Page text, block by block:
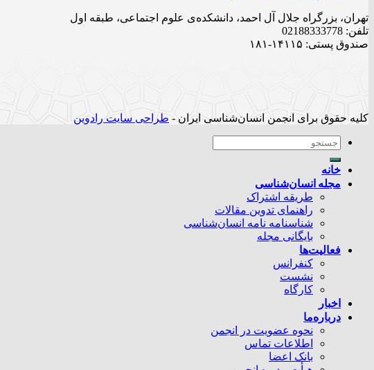
تهران، بزرگراه جلال آل احمد، دانشکده‌ی علوم اجتماعی، طبقه اول
تلفن: 02188333778
صندوق پستی: ۱۴۱۱۵-۱۸۱
کلیه حقوق برای انجمن انسان‌شناسی ایران - طراحی سایت رادوین
خانه
مجله انسان‌شناسی
طریقه اشتراک
راهنمای تدوین مقالات
شناسنامه نامه انسان‌شناسی
بایگانی مجله
فعالیت‌ها
کنفرانس
نشست
کارگاه
اخبار
درباره‌ما
نحوه عضویت در انجمن
اطلاعات تماس
بانک اعضا